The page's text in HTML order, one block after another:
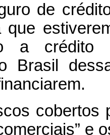
de
a crédito
Brasil
cobertos
e